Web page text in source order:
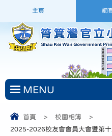
主頁 網
MENU
首頁 > 校園相簿
>
2025-2026校友會會員大會暨第